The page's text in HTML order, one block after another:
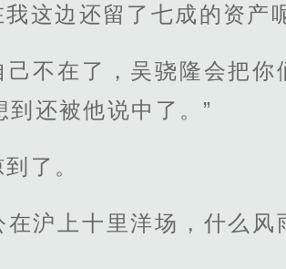
这边还留了七成的资产
己不在了，吴骁隆会把
还被他说中了。”
了。
在沪上十里洋场，什么